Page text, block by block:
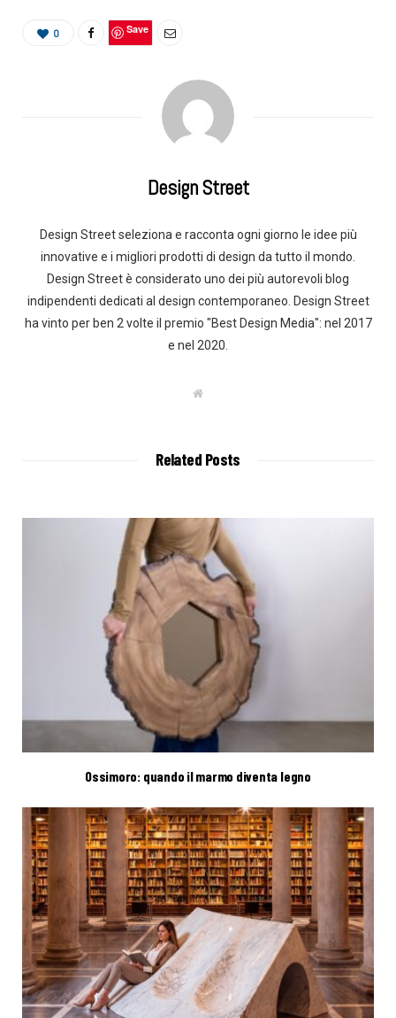
0 Save
Design Street
Design Street seleziona e racconta ogni giorno le idee più
innovative e i migliori prodotti di design da tutto il mondo.
Design Street è considerato uno dei più autorevoli blog
indipendenti dedicati al design contemporaneo. Design Street
ha vinto per ben 2 volte il premio "Best Design Media": nel 2017
e nel 2020.
W
Related Posts
Ossimoro: quando il marmo diventa legno